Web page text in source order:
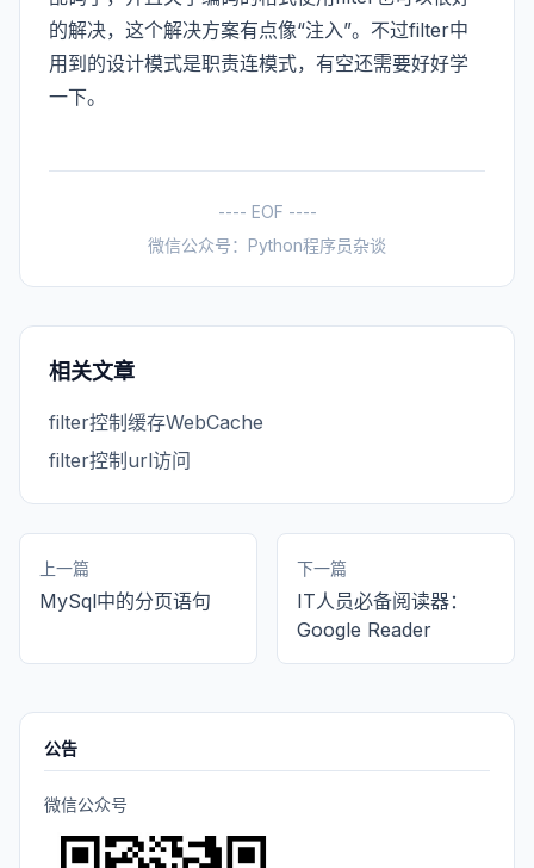
的解决，这个解决方案有点像“注入”。不过filter中
用到的设计模式是职责连模式，有空还需要好好学
一下。
---- EOF ----
微信公众号：Python程序员杂谈
相关文章
filter控制缓存WebCache
filter控制url访问
上一篇
MySql中的分页语句
下一篇
IT人员必备阅读器：
Google Reader
公告
微信公众号